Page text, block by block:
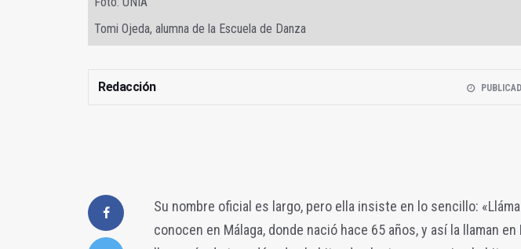
Tomi Ojeda, alumna de la Escuela de Danza
Redacción
Su nombre oficial es largo, pero ella insiste en lo sencillo:
conocen en Málaga, donde nació hace 65 años, y así la llaman